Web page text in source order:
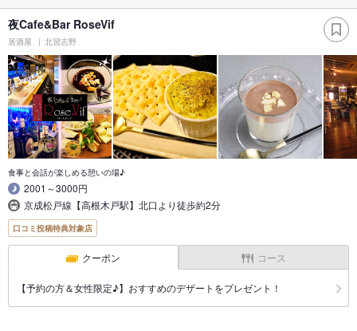
夜Cafe&Bar RoseVif
居酒屋 北習志野
食事と会話が楽しめる憩いの場♪
2001～3000円
京成松戸線【高根木戸駅】北口より徒歩約2分
口コミ投稿特典対象店
クーポン コース
【予約の方＆女性限定♪】おすすめのデザートをプレゼント！